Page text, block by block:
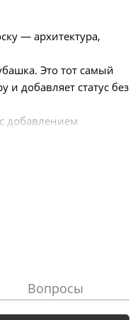
— архитектура,
Это тот самый
и добавляет статус без
добавлением
пропускает
Вопросы